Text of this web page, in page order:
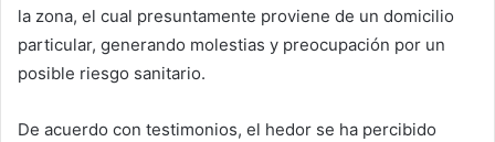
la zona, el cual presuntamente proviene de un domicilio
particular, generando molestias y preocupación por un
posible riesgo sanitario.
De acuerdo con testimonios, el hedor se ha percibido